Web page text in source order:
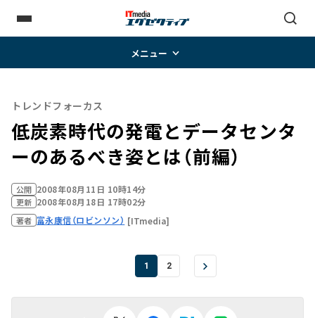
メニュー
トレンドフォーカス
低炭素時代の発電とデータセンタ
ーのあるべき姿とは（前編）
公開 2008年08月11日 10時14分
更新 2008年08月18日 17時02分
著者 富永康信（ロビンソン） [ITmedia]
1 2